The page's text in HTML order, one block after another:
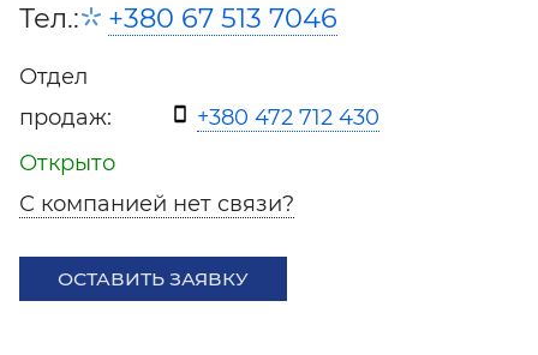
Тел.:
+380 67 513 7046
Отдел
продаж:
+380 472 712 430
Открыто
С компанией нет связи?
ОСТАВИТЬ ЗАЯВКУ